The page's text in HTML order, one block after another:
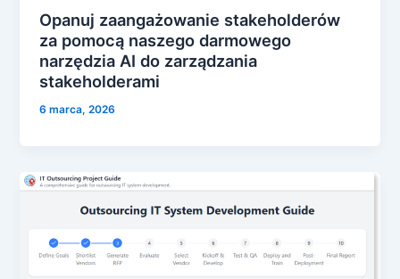
Opanuj zaangażowanie stakeholderów
za pomocą naszego darmowego
narzędzia AI do zarządzania
stakeholderami
6 marca, 2026